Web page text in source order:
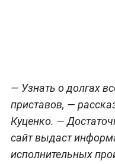
— Узнать о долгах
приставов, —
Куценко. —
сайт выдаст
исполнительных